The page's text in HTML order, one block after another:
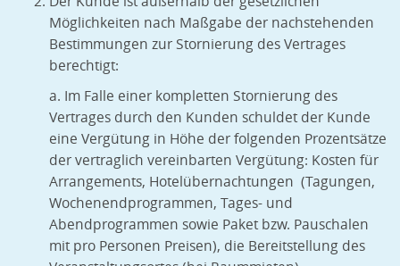
Möglichkeiten nach Maßgabe der nachstehenden
Bestimmungen zur Stornierung des Vertrages
berechtigt:
a. Im Falle einer kompletten Stornierung des
Vertrages durch den Kunden schuldet der Kunde
eine Vergütung in Höhe der folgenden Prozentsätze
der vertraglich vereinbarten Vergütung: Kosten für
Arrangements, Hotelübernachtungen (Tagungen,
Wochenendprogrammen, Tages- und
Abendprogrammen sowie Paket bzw. Pauschalen
mit pro Personen Preisen), die Bereitstellung des